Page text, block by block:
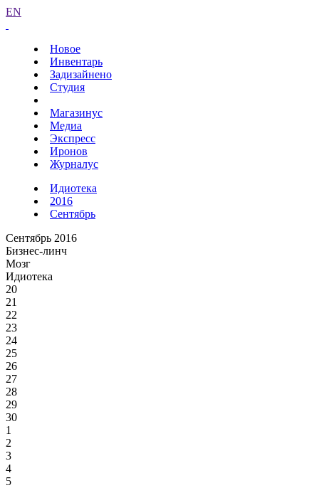
EN
Новое
Инвентарь
Задизайнено
Студия
Магазинус
Медиа
Экспресс
Иронов
Журналус
Идиотека
2016
Сентябрь
Сентябрь 2016
Бизнес-линч
Мозг
Идиотека
20
21
22
23
24
25
26
27
28
29
30
1
2
3
4
5